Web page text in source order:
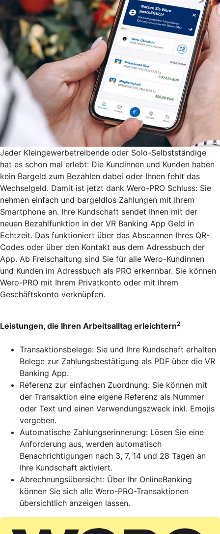
Jeder Kleingewerbetreibende oder Solo-Selbstständige
hat es schon mal erlebt: Die Kundinnen und Kunden haben
kein Bargeld zum Bezahlen dabei oder Ihnen fehlt das
Wechselgeld. Damit ist jetzt dank Wero-PRO Schluss: Sie
nehmen einfach und bargeldlos Zahlungen mit Ihrem
Smartphone an. Ihre Kundschaft sendet Ihnen mit der
neuen Bezahlfunktion in der VR Banking App Geld in
Echtzeit. Das funktioniert über das Abscannen Ihres QR-
Codes oder über den Kontakt aus dem Adressbuch der
App. Ab Freischaltung sind Sie für alle Wero-Kundinnen
und Kunden im Adressbuch als PRO erkennbar. Sie können
Wero-PRO mit Ihrem Privatkonto oder mit Ihrem
Geschäftskonto verknüpfen.
Leistungen, die Ihren Arbeitsalltag erleichtern2
Transaktionsbelege: Sie und Ihre Kundschaft erhalten
Belege zur Zahlungsbestätigung als PDF über die VR
Banking App.
Referenz zur einfachen Zuordnung: Sie können mit
der Transaktion eine eigene Referenz als Nummer
oder Text und einen Verwendungszweck inkl. Emojis
vergeben.
Automatische Zahlungserinnerung: Lösen Sie eine
Anforderung aus, werden automatisch
Benachrichtigungen nach 3, 7, 14 und 28 Tagen an
Ihre Kundschaft aktiviert.
Abrechnungsübersicht: Über Ihr OnlineBanking
können Sie sich alle Wero-PRO-Transaktionen
übersichtlich anzeigen lassen.